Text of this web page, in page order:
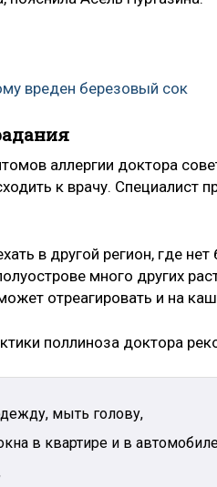
вреден березовый сок
аллергии доктора
к врачу. Специалист
в другой регион, где
много других
отреагировать и на
поллиноза доктора
мыть голову,
в квартире и в